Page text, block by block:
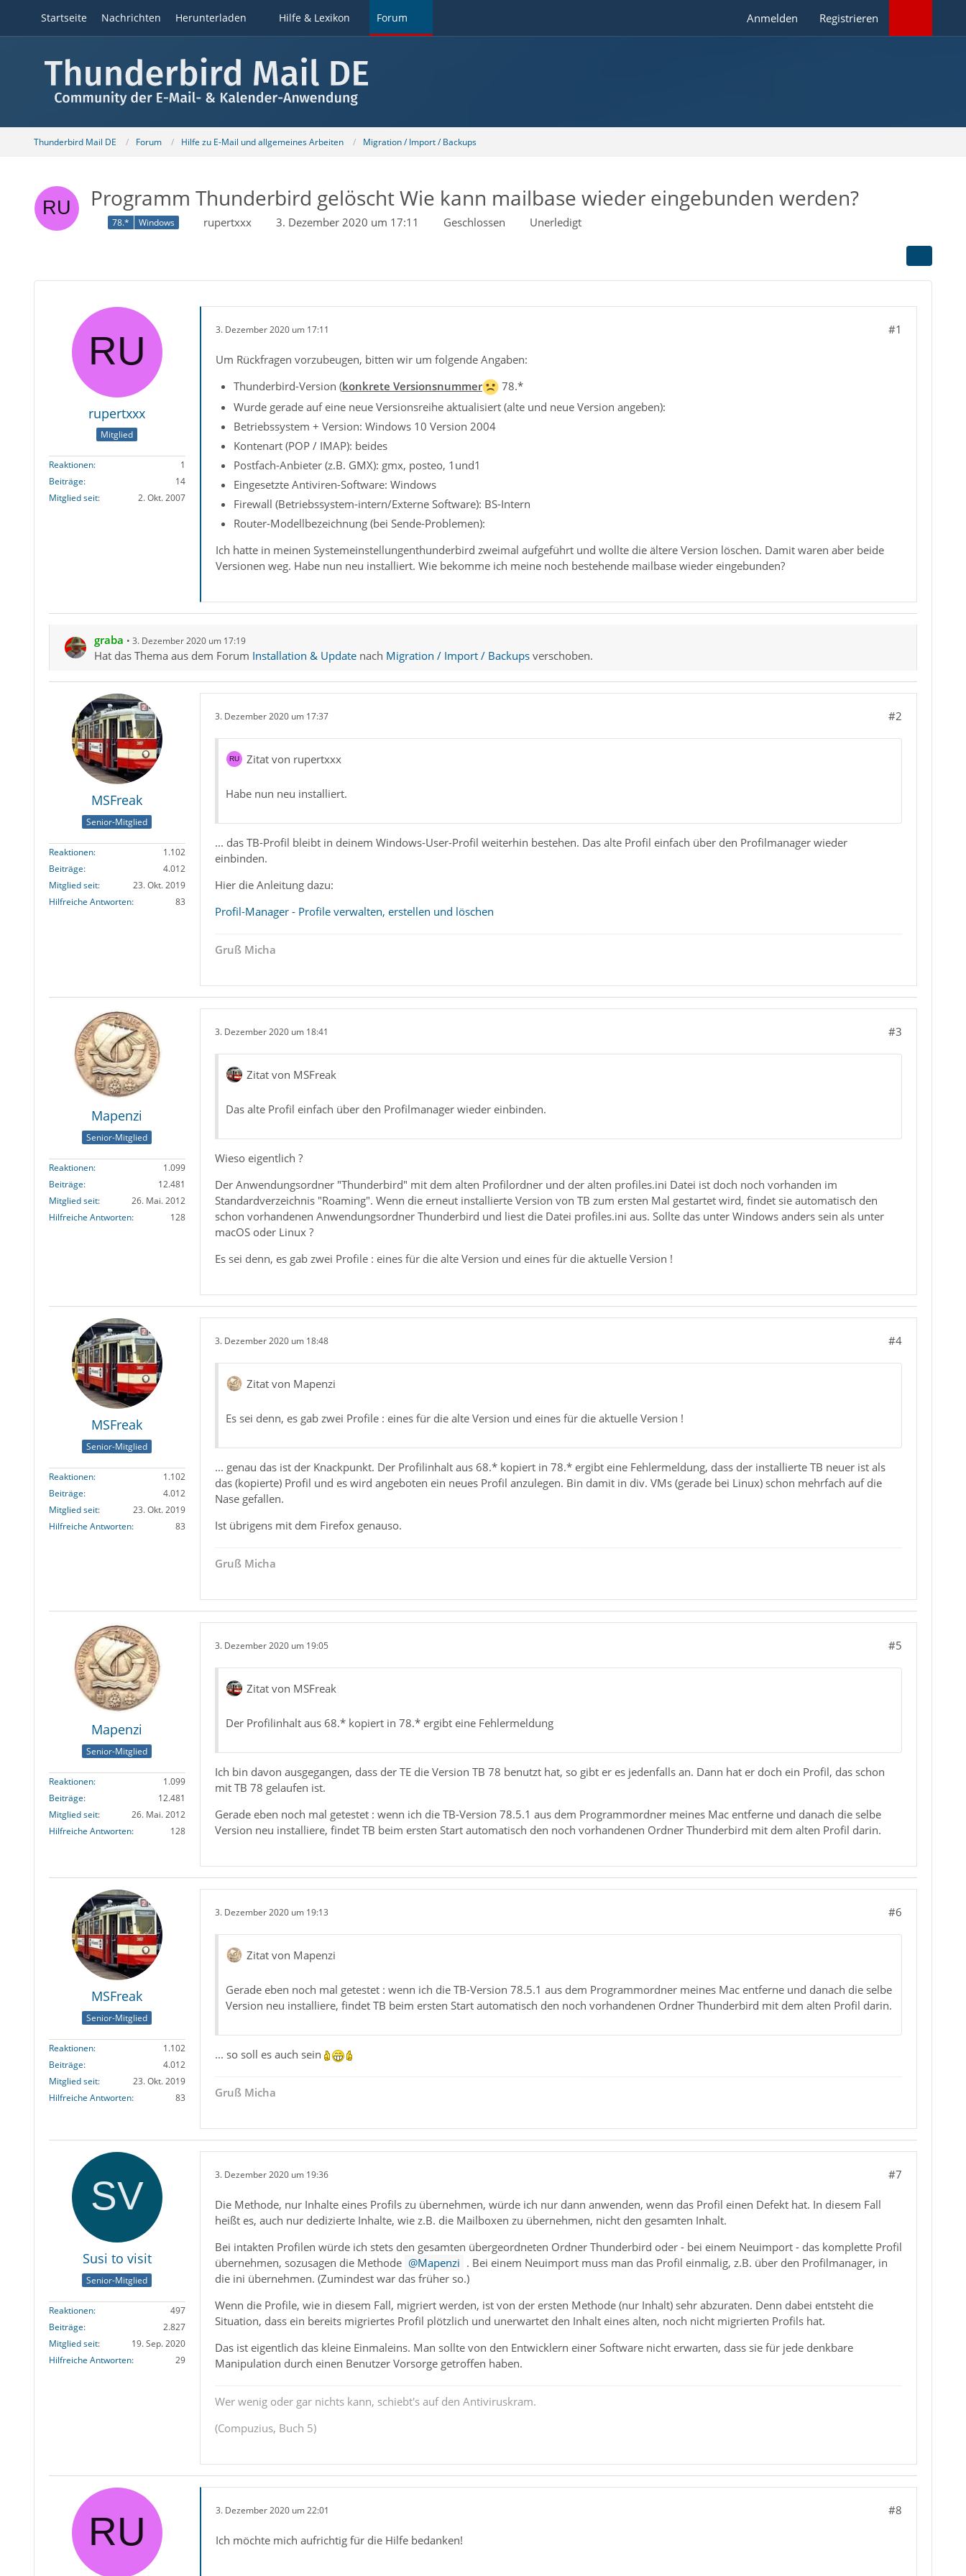
Startseite Nachrichten Herunterladen Hilfe & Lexikon Forum Anmelden Registrieren
Thunderbird Mail DE Forum Hilfe zu E-Mail und allgemeines Arbeiten Migration / Import / Backups
Programm Thunderbird gelöscht Wie kann mailbase wieder eingebunden werden?
78.* Windows rupertxxx 3. Dezember 2020 um 17:11 Geschlossen Unerledigt
rupertxxx
Mitglied
Reaktionen
1
Beiträge
14
Mitglied seit
2. Okt. 2007
3. Dezember 2020 um 17:11 #1
Um Rückfragen vorzubeugen, bitten wir um folgende Angaben:
Thunderbird-Version (konkrete Versionsnummer
78.*
Wurde gerade auf eine neue Versionsreihe aktualisiert (alte und neue Version angeben):
Betriebssystem + Version: Windows 10 Version 2004
Kontenart (POP / IMAP): beides
Postfach-Anbieter (z.B. GMX): gmx, posteo, 1und1
Eingesetzte Antiviren-Software: Windows
Firewall (Betriebssystem-intern/Externe Software): BS-Intern
Router-Modellbezeichnung (bei Sende-Problemen):
Ich hatte in meinen Systemeinstellungenthunderbird zweimal aufgeführt und wollte die ältere Version löschen. Damit waren aber beide
Versionen weg. Habe nun neu installiert. Wie bekomme ich meine noch bestehende mailbase wieder eingebunden?
graba 3. Dezember 2020 um 17:19
Hat das Thema aus dem Forum Installation & Updatenach Migration / Import / Backupsverschoben.
MSFreak
Senior-Mitglied
Reaktionen
1.102
Beiträge
4.012
Mitglied seit
23. Okt. 2019
Hilfreiche Antworten
83
3. Dezember 2020 um 17:37 #2
Zitat von rupertxxx
Habe nun neu installiert.
... das TB-Profil bleibt in deinem Windows-User-Profil weiterhin bestehen. Das alte Profil einfach über den Profilmanager wieder
einbinden.
Hier die Anleitung dazu:
Profil-Manager - Profile verwalten, erstellen und löschen
Gruß Micha
Mapenzi
Senior-Mitglied
Reaktionen
1.099
Beiträge
12.481
Mitglied seit
26. Mai. 2012
Hilfreiche Antworten
128
3. Dezember 2020 um 18:41 #3
Zitat von MSFreak
Das alte Profil einfach über den Profilmanager wieder einbinden.
Wieso eigentlich ?
Der Anwendungsordner "Thunderbird" mit dem alten Profilordner und der alten profiles.ini Datei ist doch noch vorhanden im
Standardverzeichnis "Roaming". Wenn die erneut installierte Version von TB zum ersten Mal gestartet wird, findet sie automatisch den
schon vorhandenen Anwendungsordner Thunderbird und liest die Datei profiles.ini aus. Sollte das unter Windows anders sein als unter
macOS oder Linux ?
Es sei denn, es gab zwei Profile : eines für die alte Version und eines für die aktuelle Version !
MSFreak
Senior-Mitglied
Reaktionen
1.102
Beiträge
4.012
Mitglied seit
23. Okt. 2019
Hilfreiche Antworten
83
3. Dezember 2020 um 18:48 #4
Zitat von Mapenzi
Es sei denn, es gab zwei Profile : eines für die alte Version und eines für die aktuelle Version !
... genau das ist der Knackpunkt. Der Profilinhalt aus 68.* kopiert in 78.* ergibt eine Fehlermeldung, dass der installierte TB neuer ist als
das (kopierte) Profil und es wird angeboten ein neues Profil anzulegen. Bin damit in div. VMs (gerade bei Linux) schon mehrfach auf die
Nase gefallen.
Ist übrigens mit dem Firefox genauso.
Gruß Micha
Mapenzi
Senior-Mitglied
Reaktionen
1.099
Beiträge
12.481
Mitglied seit
26. Mai. 2012
Hilfreiche Antworten
128
3. Dezember 2020 um 19:05 #5
Zitat von MSFreak
Der Profilinhalt aus 68.* kopiert in 78.* ergibt eine Fehlermeldung
Ich bin davon ausgegangen, dass der TE die Version TB 78 benutzt hat, so gibt er es jedenfalls an. Dann hat er doch ein Profil, das schon
mit TB 78 gelaufen ist.
Gerade eben noch mal getestet : wenn ich die TB-Version 78.5.1 aus dem Programmordner meines Mac entferne und danach die selbe
Version neu installiere, findet TB beim ersten Start automatisch den noch vorhandenen Ordner Thunderbird mit dem alten Profil darin.
MSFreak
Senior-Mitglied
Reaktionen
1.102
Beiträge
4.012
Mitglied seit
23. Okt. 2019
Hilfreiche Antworten
83
3. Dezember 2020 um 19:13 #6
Zitat von Mapenzi
Gerade eben noch mal getestet : wenn ich die TB-Version 78.5.1 aus dem Programmordner meines Mac entferne und danach die selbe
Version neu installiere, findet TB beim ersten Start automatisch den noch vorhandenen Ordner Thunderbird mit dem alten Profil darin.
... so soll es auch sein
Gruß Micha
Susi to visit
Senior-Mitglied
Reaktionen
497
Beiträge
2.827
Mitglied seit
19. Sep. 2020
Hilfreiche Antworten
29
3. Dezember 2020 um 19:36 #7
Die Methode, nur Inhalte eines Profils zu übernehmen, würde ich nur dann anwenden, wenn das Profil einen Defekt hat. In diesem Fall
heißt es, auch nur dedizierte Inhalte, wie z.B. die Mailboxen zu übernehmen, nicht den gesamten Inhalt.
Bei intakten Profilen würde ich stets den gesamten übergeordneten Ordner Thunderbird oder - bei einem Neuimport - das komplette Profil
übernehmen, sozusagen die Methode
Mapenzi . Bei einem Neuimport muss man das Profil einmalig, z.B. über den Profilmanager, in
die ini übernehmen. (Zumindest war das früher so.)
Wenn die Profile, wie in diesem Fall, migriert werden, ist von der ersten Methode (nur Inhalt) sehr abzuraten. Denn dabei entsteht die
Situation, dass ein bereits migriertes Profil plötzlich und unerwartet den Inhalt eines alten, noch nicht migrierten Profils hat.
Das ist eigentlich das kleine Einmaleins. Man sollte von den Entwicklern einer Software nicht erwarten, dass sie für jede denkbare
Manipulation durch einen Benutzer Vorsorge getroffen haben.
Wer wenig oder gar nichts kann, schiebt's auf den Antiviruskram.
(Compuzius, Buch 5)
3. Dezember 2020 um 22:01 #8
Ich möchte mich aufrichtig für die Hilfe bedanken!